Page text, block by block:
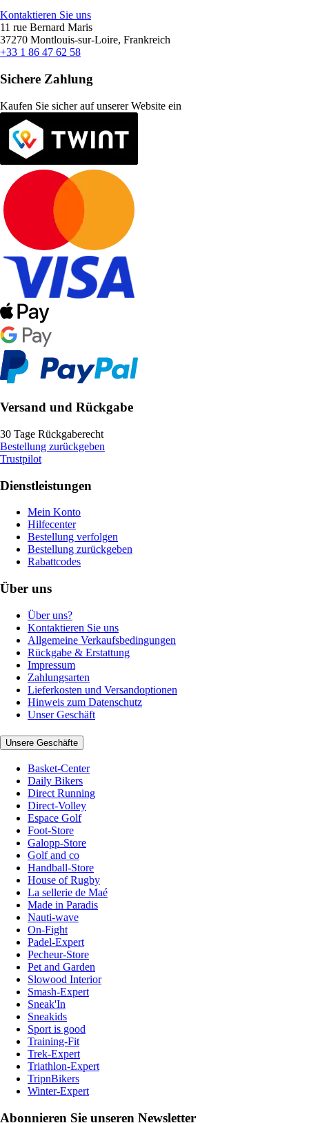
Kontaktieren Sie uns
11 rue Bernard Maris
37270 Montlouis-sur-Loire, Frankreich
+33 1 86 47 62 58
Sichere Zahlung
Kaufen Sie sicher auf unserer Website ein
Versand und Rückgabe
30 Tage Rückgaberecht
Bestellung zurückgeben
Trustpilot
Dienstleistungen
Mein Konto
Hilfecenter
Bestellung verfolgen
Bestellung zurückgeben
Rabattcodes
Über uns
Über uns?
Kontaktieren Sie uns
Allgemeine Verkaufsbedingungen
Rückgabe & Erstattung
Impressum
Zahlungsarten
Lieferkosten und Versandoptionen
Hinweis zum Datenschutz
Unser Geschäft
Unsere Geschäfte
Basket-Center
Daily Bikers
Direct Running
Direct-Volley
Espace Golf
Foot-Store
Galopp-Store
Golf and co
Handball-Store
House of Rugby
La sellerie de Maé
Made in Paradis
Nauti-wave
On-Fight
Padel-Expert
Pecheur-Store
Pet and Garden
Slowood Interior
Smash-Expert
Sneak'In
Sneakids
Sport is good
Training-Fit
Trek-Expert
Triathlon-Expert
TripnBikers
Winter-Expert
Abonnieren Sie unseren Newsletter